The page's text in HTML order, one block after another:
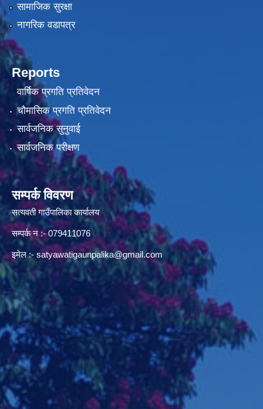
सामाजिक सुरक्षा
नागरिक वडापत्र
Reports
वार्षिक प्रगति प्रतिवेदन
चौमासिक प्रगति प्रतिवेदन
सार्वजनिक सुनुवाई
सार्वजनिक परीक्षण
सम्पर्क विवरण
सत्यवती गाउँपालिका कार्यालय
सम्पर्क न‌ :- 079411076
इमेल :- satyawatigaunpalika@gmail.com